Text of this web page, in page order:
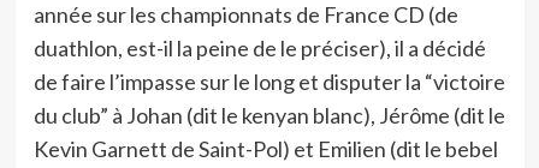
année sur les championnats de France CD (de
duathlon, est-il la peine de le préciser), il a décidé
de faire l’impasse sur le long et disputer la “victoire
du club” à Johan (dit le kenyan blanc), Jérôme (dit le
Kevin Garnett de Saint-Pol) et Emilien (dit le bebel